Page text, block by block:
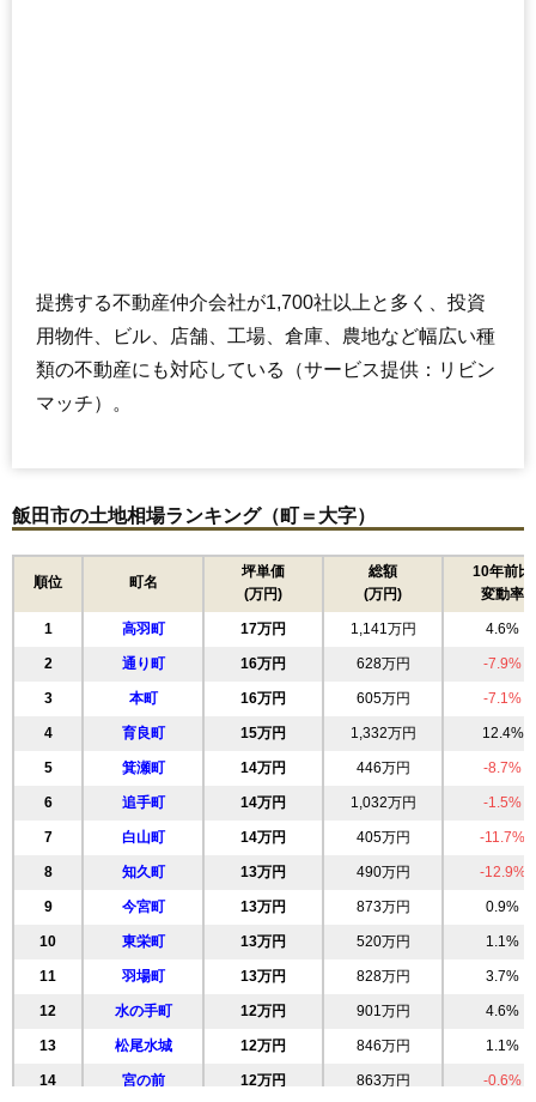
提携する不動産仲介会社が1,700社以上と多く、投資
用物件、ビル、店舗、工場、倉庫、農地など幅広い種
類の不動産にも対応している（サービス提供：リビン
マッチ）。
飯田市の土地相場ランキング（町＝大字）
順位 町名
坪単価
(万円)
総額
(万円)
10年前比
変動率
1 高羽町 17万円 1,141万円 4.6%
2 通り町 16万円 628万円 -7.9%
3 本町 16万円 605万円 -7.1%
4 育良町 15万円 1,332万円 12.4%
5 箕瀬町 14万円 446万円 -8.7%
6 追手町 14万円 1,032万円 -1.5%
7 白山町 14万円 405万円 -11.7%
8 知久町 13万円 490万円 -12.9%
9 今宮町 13万円 873万円 0.9%
10 東栄町 13万円 520万円 1.1%
11 羽場町 13万円 828万円 3.7%
12 水の手町 12万円 901万円 4.6%
13 松尾水城 12万円 846万円 1.1%
14 宮の前 12万円 863万円 -0.6%